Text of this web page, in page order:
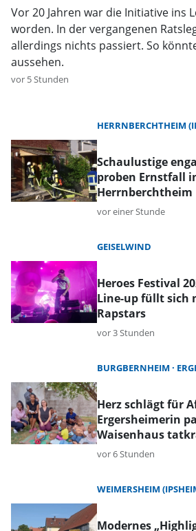
Vor 20 Jahren war die Initiative ins
worden. In der vergangenen
allerdings nichts passiert. So
aussehen.
vor 5 Stunden
HERRNBERCHTHEIM
Schaulustige
proben Ernstfall
Herrnberchtheim
vor einer Stunde
GEISELWIND
Heroes Festival
Line-up füllt sich
Rapstars
vor 3 Stunden
BURGBERNHEIM
Herz schlägt für
Ergersheimerin
Waisenhaus
vor 6 Stunden
WEIMERSHEIM
Modernes